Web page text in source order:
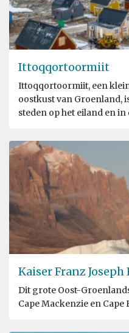
Ittoqqortoormiit
Ittoqqortoormiit, een
oostkust van Groenland,
steden op het eiland en in
Kaiser Franz Joseph
Dit grote Oost-
Cape Mackenzie en